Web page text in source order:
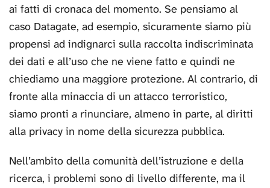
ai fatti di cronaca del momento. Se pensiamo al
caso Datagate, ad esempio, sicuramente siamo più
propensi ad indignarci sulla raccolta indiscriminata
dei dati e all’uso che ne viene fatto e quindi ne
chiediamo una maggiore protezione. Al contrario, di
fronte alla minaccia di un attacco terroristico,
siamo pronti a rinunciare, almeno in parte, al diritti
alla privacy in nome della sicurezza pubblica.
Nell’ambito della comunità dell’istruzione e della
ricerca, i problemi sono di livello differente, ma il